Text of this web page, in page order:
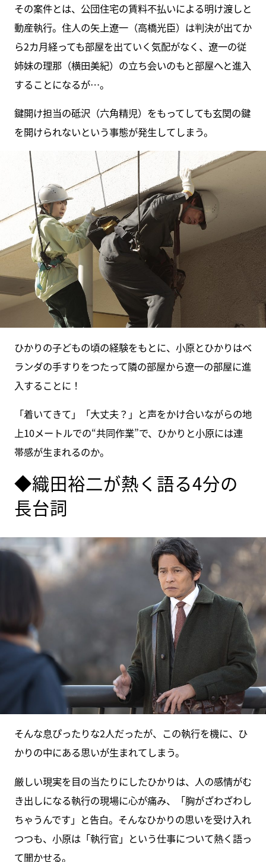
その案件とは、公団住宅の賃料不払いによる明け渡しと
動産執行。住人の矢上遼一（高橋光臣）は判決が出てか
ら2カ月経っても部屋を出ていく気配がなく、遼一の従
姉妹の理那（横田美紀）の立ち会いのもと部屋へと進入
することになるが…。
鍵開け担当の砥沢（六角精児）をもってしても玄関の鍵
を開けられないという事態が発生してしまう。
ひかりの子どもの頃の経験をもとに、小原とひかりはベ
ランダの手すりをつたって隣の部屋から遼一の部屋に進
入することに！
「着いてきて」「大丈夫？」と声をかけ合いながらの地
上10メートルでの“共同作業”で、ひかりと小原には連
帯感が生まれるのか。
◆織田裕二が熱く語る4分の
長台詞
そんな息ぴったりな2人だったが、この執行を機に、ひ
かりの中にある思いが生まれてしまう。
厳しい現実を目の当たりにしたひかりは、人の感情がむ
き出しになる執行の現場に心が痛み、「胸がざわざわし
ちゃうんです」と告白。そんなひかりの思いを受け入れ
つつも、小原は「執行官」という仕事について熱く語っ
て聞かせる。